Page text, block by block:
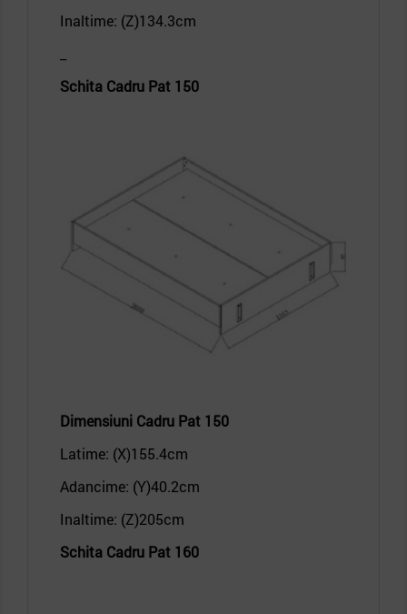
Inaltime: (Z)134.3cm
Schita Cadru Pat 150
Dimensiuni Cadru Pat 150
Latime: (X)155.4cm
Adancime: (Y)40.2cm
Inaltime: (Z)205cm
Schita Cadru Pat 160